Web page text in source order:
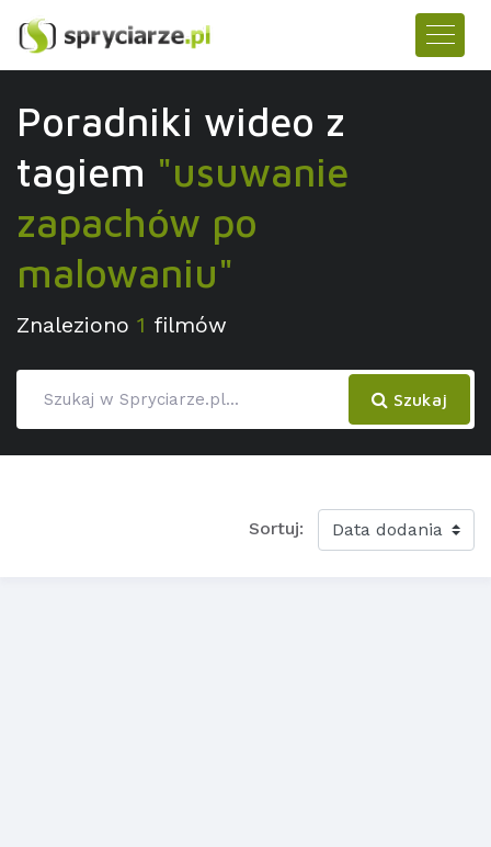
Poradniki wideo z
tagiem "usuwanie
zapachów po
malowaniu"
Znaleziono 1 filmów
Szukaj
Sortuj: